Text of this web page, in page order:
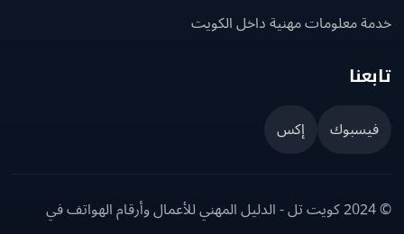
معلومات مهنية داخل الكويت
إكس
© 2024 كويت تل - الدليل المهني للأعمال وأرقام الهواتف في